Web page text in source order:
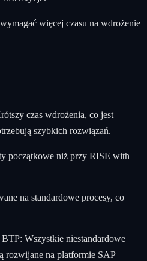
więcej czasu na wdrożenie
czas wdrożenia, co jest
szybkich rozwiązań.
początkowe niż przy RISE with
na standardowe procesy, co
Wszystkie niestandardowe
rozwijane na platformie SAP